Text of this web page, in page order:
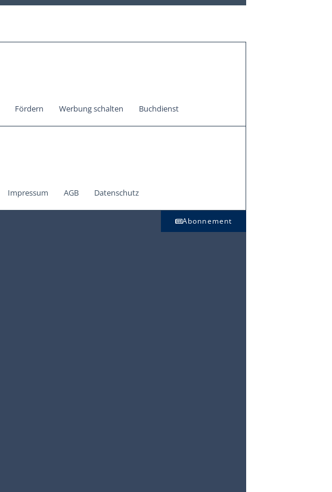
Fördern Werbung schalten Buchdienst
Impressum AGB Datenschutz
Abonnement